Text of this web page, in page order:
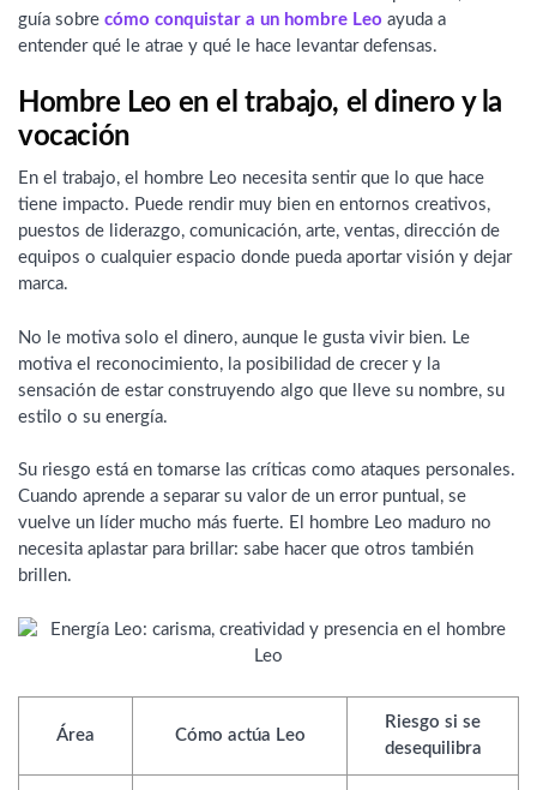
guía sobre cómo conquistar a un hombre Leo ayuda a
entender qué le atrae y qué le hace levantar defensas.
Hombre Leo en el trabajo, el dinero y la
vocación
En el trabajo, el hombre Leo necesita sentir que lo que hace
tiene impacto. Puede rendir muy bien en entornos creativos,
puestos de liderazgo, comunicación, arte, ventas, dirección de
equipos o cualquier espacio donde pueda aportar visión y dejar
marca.
No le motiva solo el dinero, aunque le gusta vivir bien. Le
motiva el reconocimiento, la posibilidad de crecer y la
sensación de estar construyendo algo que lleve su nombre, su
estilo o su energía.
Su riesgo está en tomarse las críticas como ataques personales.
Cuando aprende a separar su valor de un error puntual, se
vuelve un líder mucho más fuerte. El hombre Leo maduro no
necesita aplastar para brillar: sabe hacer que otros también
brillen.
Área Cómo actúa Leo
Riesgo si se
desequilibra